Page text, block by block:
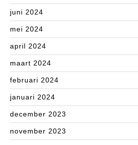
juni 2024
mei 2024
april 2024
maart 2024
februari 2024
januari 2024
december 2023
november 2023